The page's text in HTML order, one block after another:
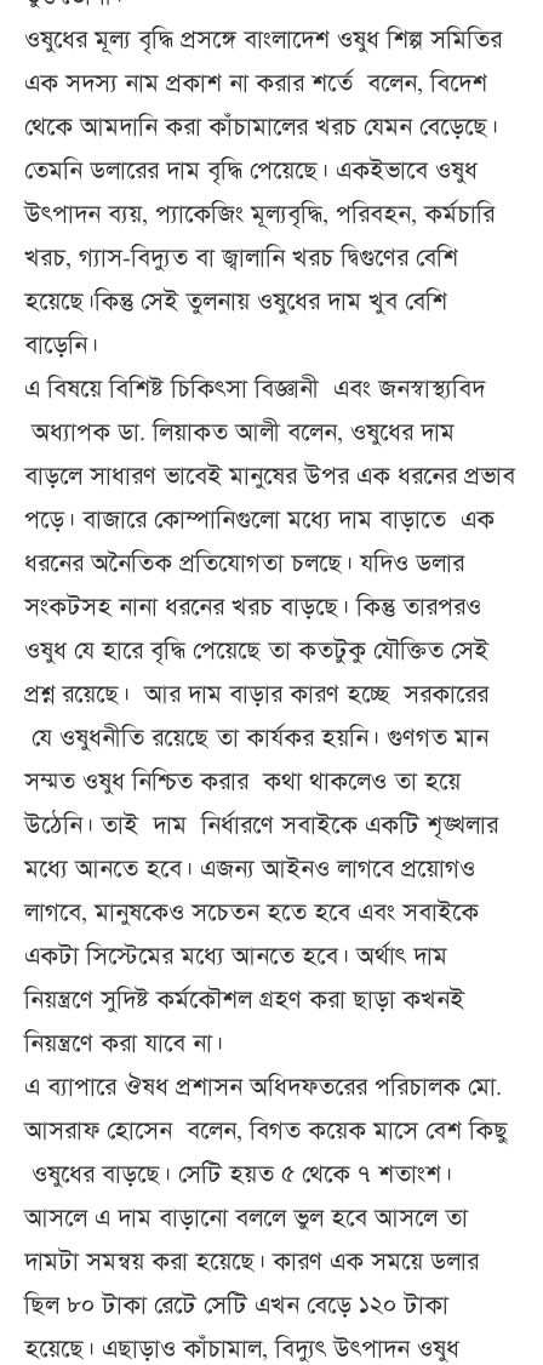
ওষুধের মূল্য বৃদ্ধি প্রসঙ্গে বাংলাদেশ ওষুধ শিল্প সমিতির
এক সদস্য নাম প্রকাশ না করার শর্তে বলেন, বিদেশ
থেকে আমদানি করা কাঁচামালের খরচ যেমন বেড়েছে।
তেমনি ডলারের দাম বৃদ্ধি পেয়েছে। একইভাবে ওষুধ
উৎপাদন ব্যয়, প্যাকেজিং মূল্যবৃদ্ধি, পরিবহন, কর্মচারি
খরচ, গ্যাস-বিদ্যুত বা জ্বালানি খরচ দ্বিগুণের বেশি
হয়েছে।কিন্তু সেই তুলনায় ওষুধের দাম খুব বেশি
বাড়েনি।
এ বিষয়ে বিশিষ্ট চিকিৎসা বিজ্ঞানী এবং জনস্বাস্থ্যবিদ
অধ্যাপক ডা. লিয়াকত আলী বলেন, ওষুধের দাম
বাড়লে সাধারণ ভাবেই মানুষের উপর এক ধরনের প্রভাব
পড়ে। বাজারে কোম্পানিগুলো মধ্যে দাম বাড়াতে এক
ধরনের অনৈতিক প্রতিযোগতা চলছে। যদিও ডলার
সংকটসহ নানা ধরনের খরচ বাড়ছে। কিন্তু তারপরও
ওষুধ যে হারে বৃদ্ধি পেয়েছে তা কতটুকু যৌক্তিত সেই
প্রশ্ন রয়েছে। আর দাম বাড়ার কারণ হচ্ছে সরকারের
যে ওষুধনীতি রয়েছে তা কার্যকর হয়নি। গুণগত মান
সম্মত ওষুধ নিশ্চিত করার কথা থাকলেও তা হয়ে
উঠেনি। তাই দাম নির্ধারণে সবাইকে একটি শৃঙ্খলার
মধ্যে আনতে হবে। এজন্য আইনও লাগবে প্রয়োগও
লাগবে, মানুষকেও সচেতন হতে হবে এবং সবাইকে
একটা সিস্টেমের মধ্যে আনতে হবে। অর্থাৎ দাম
নিয়ন্ত্রণে সুদিষ্ট কর্মকৌশল গ্রহণ করা ছাড়া কখনই
নিয়ন্ত্রণে করা যাবে না।
এ ব্যাপারে ঔষধ প্রশাসন অধিদফতরের পরিচালক মো.
আসরাফ হোসেন বলেন, বিগত কয়েক মাসে বেশ কিছু
ওষুধের বাড়ছে। সেটি হয়ত ৫ থেকে ৭ শতাংশ।
আসলে এ দাম বাড়ানো বললে ভুল হবে আসলে তা
দামটা সমন্বয় করা হয়েছে। কারণ এক সময়ে ডলার
ছিল ৮০ টাকা রেটে সেটি এখন বেড়ে ১২০ টাকা
হয়েছে। এছাড়াও কাঁচামাল, বিদ্যুৎ উৎপাদন ওষুধ